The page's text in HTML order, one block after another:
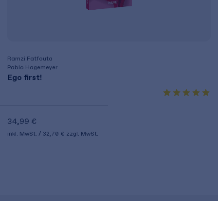
Ramzi Fatfouta
Pablo Hagemeyer
Ego first!
34,99 €
inkl. MwSt. 32,70 € zzgl. MwSt.